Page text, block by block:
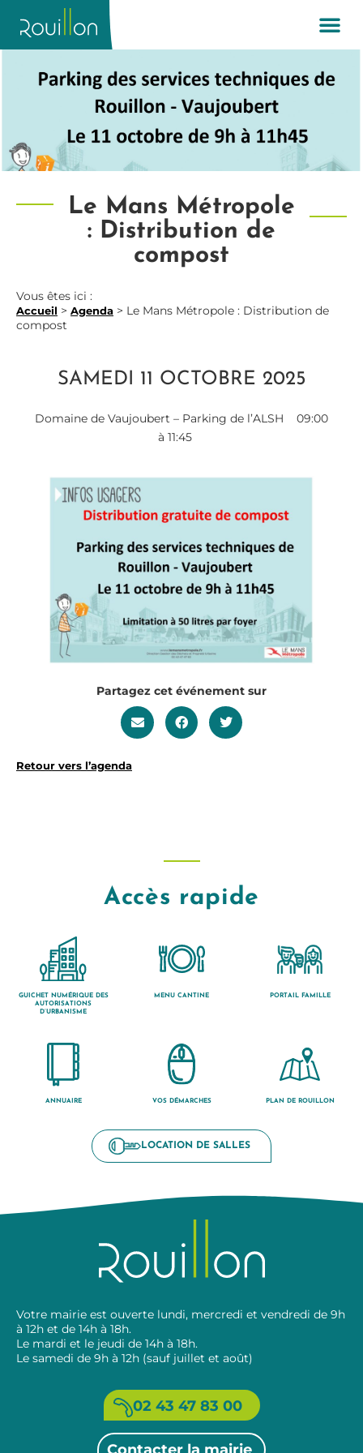
Le Mans Métropole
: Distribution de
compost
Vous êtes ici :
Accueil > Agenda > Le Mans Métropole : Distribution de
compost
SAMEDI 11 OCTOBRE 2025
Domaine de Vaujoubert – Parking de l’ALSH
09:00
à 11:45
Partagez cet événement sur
Retour vers l’agenda
Accès rapide
GUICHET NUMÉRIQUE DES
AUTORISATIONS
D’URBANISME
MENU CANTINE PORTAIL FAMILLE
ANNUAIRE VOS DÉMARCHES PLAN DE ROUILLON
LOCATION DE SALLES
Votre mairie est ouverte lundi, mercredi et vendredi de 9h
à 12h et de 14h à 18h.
Le mardi et le jeudi de 14h à 18h.
Le samedi de 9h à 12h (sauf juillet et août)
02 43 47 83 00